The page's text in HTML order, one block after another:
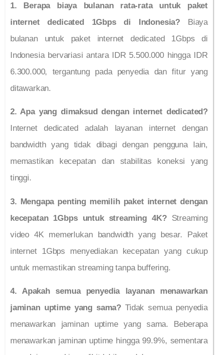
1. Berapa biaya bulanan rata-rata untuk paket
internet dedicated 1Gbps di Indonesia? Biaya
bulanan untuk paket internet dedicated 1Gbps di
Indonesia bervariasi antara IDR 5.500.000 hingga IDR
6.300.000, tergantung pada penyedia dan fitur yang
ditawarkan.
2. Apa yang dimaksud dengan internet dedicated?
Internet dedicated adalah layanan internet dengan
bandwidth yang tidak dibagi dengan pengguna lain,
memastikan kecepatan dan stabilitas koneksi yang
tinggi.
3. Mengapa penting memilih paket internet dengan
kecepatan 1Gbps untuk streaming 4K?Streaming
video 4K memerlukan bandwidth yang besar. Paket
internet 1Gbps menyediakan kecepatan yang cukup
untuk memastikan streaming tanpa buffering.
4. Apakah semua penyedia layanan menawarkan
jaminan uptime yang sama? Tidak semua penyedia
menawarkan jaminan uptime yang sama. Beberapa
menawarkan jaminan uptime hingga 99.9%, sementara